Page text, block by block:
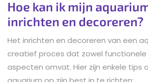
Hoe kan ik mijn
inrichten en decoreren?
Het inrichten en decoreren van een
creatief proces dat zowel
aspecten omvat. Hier zijn enkele tips